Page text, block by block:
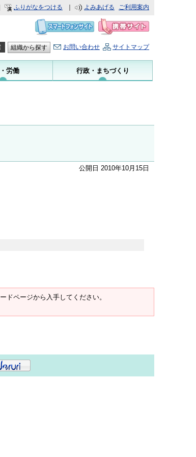
ふりがなをつける よみあげる ご利用案内
組織から探す お問い合わせ サイトマップ
労働 行政・まちづくり
公開日 2010年10月15日
ドページから入手してください。